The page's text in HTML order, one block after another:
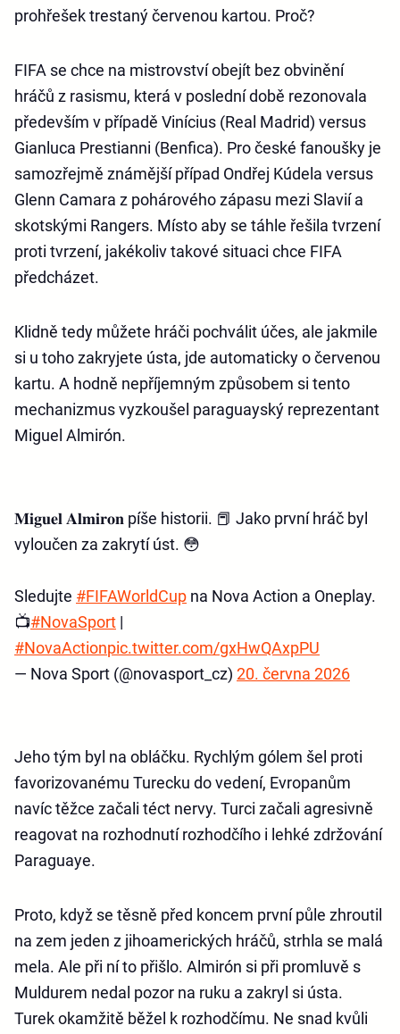
prohřešek trestaný červenou kartou. Proč?
FIFA se chce na mistrovství obejít bez obvinění
hráčů z rasismu, která v poslední době rezonovala
především v případě Vinícius (Real Madrid) versus
Gianluca Prestianni (Benfica). Pro české fanoušky je
samozřejmě známější případ Ondřej Kúdela versus
Glenn Camara z pohárového zápasu mezi Slavií a
skotskými Rangers. Místo aby se táhle řešila tvrzení
proti tvrzení, jakékoliv takové situaci chce FIFA
předcházet.
Klidně tedy můžete hráči pochválit účes, ale jakmile
si u toho zakryjete ústa, jde automaticky o červenou
kartu. A hodně nepříjemným způsobem si tento
mechanizmus vyzkoušel paraguayský reprezentant
Miguel Almirón.
𝐌𝐢𝐠𝐮𝐞𝐥 𝐀𝐥𝐦𝐢𝐫𝐨𝐧 píše historii. 📕 Jako první hráč byl
vyloučen za zakrytí úst. 😳
Sledujte #FIFAWorldCup na Nova Action a Oneplay.
📺⁣#NovaSport |
#NovaActionpic.twitter.com/gxHwQAxpPU
— Nova Sport (@novasport_cz) 20. června 2026
Jeho tým byl na obláčku. Rychlým gólem šel proti
favorizovanému Turecku do vedení, Evropanům
navíc těžce začali téct nervy. Turci začali agresivně
reagovat na rozhodnutí rozhodčího i lehké zdržování
Paraguaye.
Proto, když se těsně před koncem první půle zhroutil
na zem jeden z jihoamerických hráčů, strhla se malá
mela. Ale při ní to přišlo. Almirón si při promluvě s
Muldurem nedal pozor na ruku a zakryl si ústa.
Turek okamžitě běžel k rozhodčímu. Ne snad kvůli